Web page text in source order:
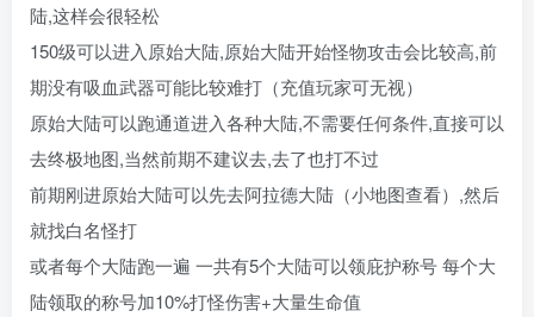
陆,这样会很轻松
150级可以进入原始大陆,原始大陆开始怪物攻击会比较高,前
期没有吸血武器可能比较难打（充值玩家可无视）
原始大陆可以跑通道进入各种大陆,不需要任何条件,直接可以
去终极地图,当然前期不建议去,去了也打不过
前期刚进原始大陆可以先去阿拉德大陆（小地图查看）,然后
就找白名怪打
或者每个大陆跑一遍 一共有5个大陆可以领庇护称号 每个大
陆领取的称号加10%打怪伤害+大量生命值